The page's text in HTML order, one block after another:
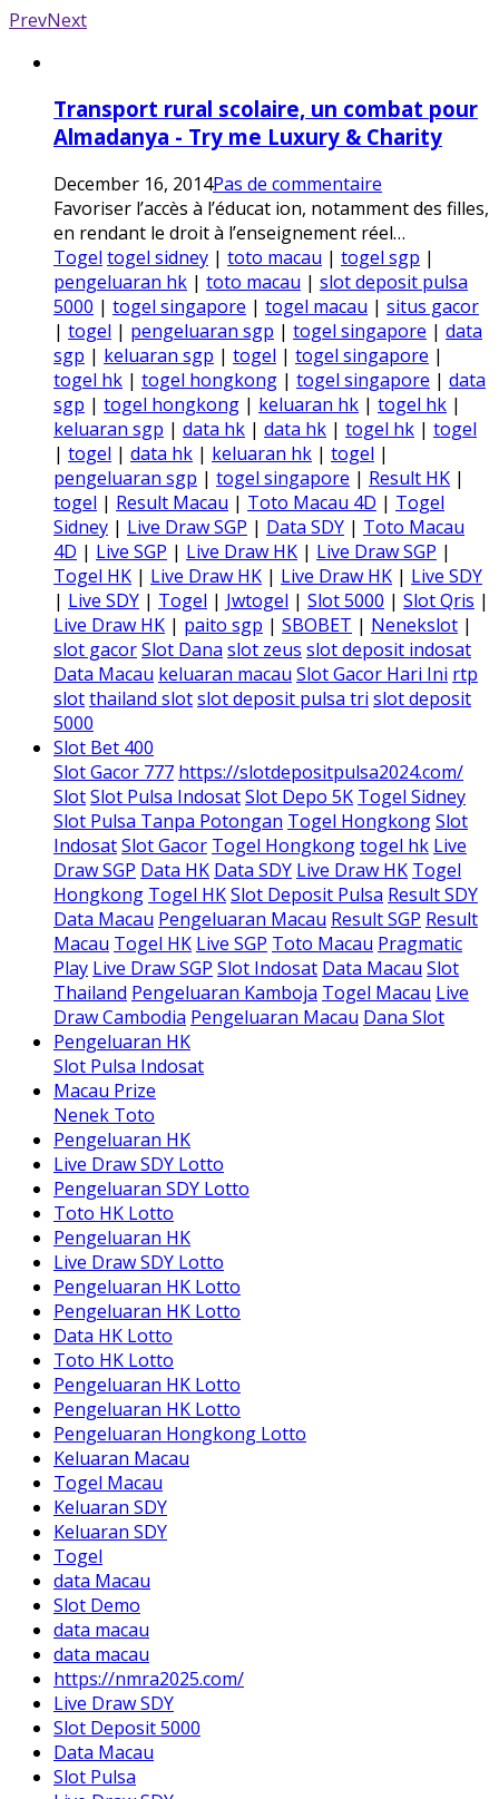
PrevNext
Transport rural scolaire, un combat pour
Almadanya - Try me Luxury & Charity
December 16, 2014Pas de commentaire
Favoriser l’accès à l’éducat ion, notamment des filles,
en rendant le droit à l’enseignement réel…
Togel togel sidney | toto macau | togel sgp |
pengeluaran hk | toto macau | slot deposit pulsa
5000 | togel singapore | togel macau | situs gacor
| togel | pengeluaran sgp | togel singapore | data
sgp | keluaran sgp | togel | togel singapore |
togel hk | togel hongkong | togel singapore | data
sgp | togel hongkong | keluaran hk | togel hk |
keluaran sgp | data hk | data hk | togel hk | togel
| togel | data hk | keluaran hk | togel |
pengeluaran sgp | togel singapore | Result HK |
togel | Result Macau | Toto Macau 4D | Togel
Sidney | Live Draw SGP | Data SDY | Toto Macau
4D | Live SGP | Live Draw HK | Live Draw SGP |
Togel HK | Live Draw HK | Live Draw HK | Live SDY
| Live SDY | Togel | Jwtogel | Slot 5000 | Slot Qris |
Live Draw HK | paito sgp | SBOBET | Nenekslot |
slot gacorSlot Dana slot zeus slot deposit indosat
Data Macau keluaran macau Slot Gacor Hari Ini rtp
slotthailand slotslot deposit pulsa tri slot deposit
5000
Slot Bet 400
Slot Gacor 777 https://slotdepositpulsa2024.com/
SlotSlot Pulsa IndosatSlot Depo 5K Togel Sidney
Slot Pulsa Tanpa Potongan Togel HongkongSlot
IndosatSlot Gacor Togel Hongkongtogel hk Live
Draw SGP Data HK Data SDY Live Draw HK Togel
Hongkong Togel HKSlot Deposit Pulsa Result SDY
Data Macau Pengeluaran Macau Result SGP Result
Macau Togel HK Live SGP Toto Macau Pragmatic
Play Live Draw SGP Slot Indosat Data Macau Slot
Thailand Pengeluaran Kamboja Togel Macau Live
Draw Cambodia Pengeluaran Macau Dana Slot
Pengeluaran HK
Slot Pulsa Indosat
Macau Prize
Nenek Toto
Pengeluaran HK
Live Draw SDY Lotto
Pengeluaran SDY Lotto
Toto HK Lotto
Pengeluaran HK
Live Draw SDY Lotto
Pengeluaran HK Lotto
Pengeluaran HK Lotto
Data HK Lotto
Toto HK Lotto
Pengeluaran HK Lotto
Pengeluaran HK Lotto
Pengeluaran Hongkong Lotto
Keluaran Macau
Togel Macau
Keluaran SDY
Keluaran SDY
Togel
data Macau
Slot Demo
data macau
data macau
https://nmra2025.com/
Live Draw SDY
Slot Deposit 5000
Data Macau
Slot Pulsa